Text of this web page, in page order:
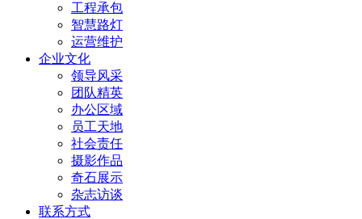
工程承包
智慧路灯
运营维护
企业文化
领导风采
团队精英
办公区域
员工天地
社会责任
摄影作品
奇石展示
杂志访谈
联系方式